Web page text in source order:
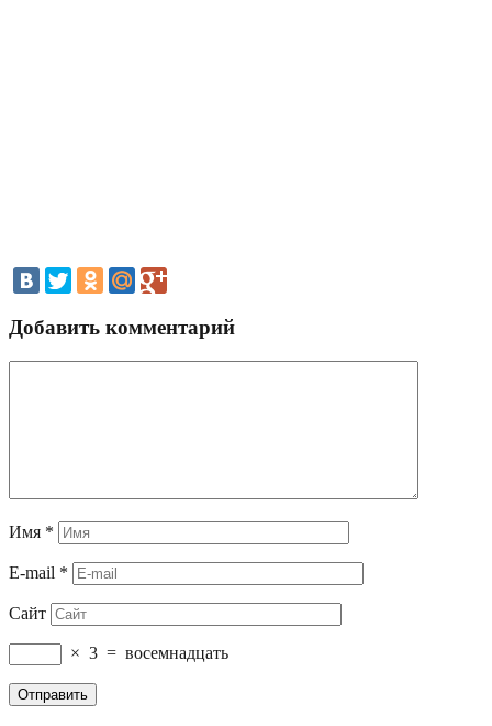
Добавить комментарий
Имя *
E-mail *
Сайт
× 3 = восемнадцать